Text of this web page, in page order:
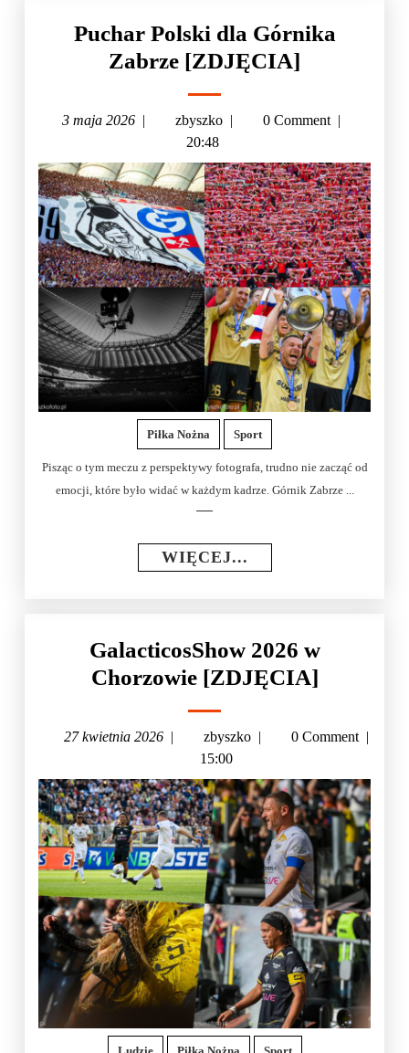
Puchar Polski dla Górnika
Zabrze [ZDJĘCIA]
3 maja 2026 | zbyszko | 0 Comment |
20:48
Piłka Nożna Sport
Pisząc o tym meczu z perspektywy fotografa, trudno nie zacząć od
emocji, które było widać w każdym kadrze. Górnik Zabrze ...
WIĘCEJ...
GalacticosShow 2026 w
Chorzowie [ZDJĘCIA]
27 kwietnia 2026 | zbyszko | 0 Comment |
15:00